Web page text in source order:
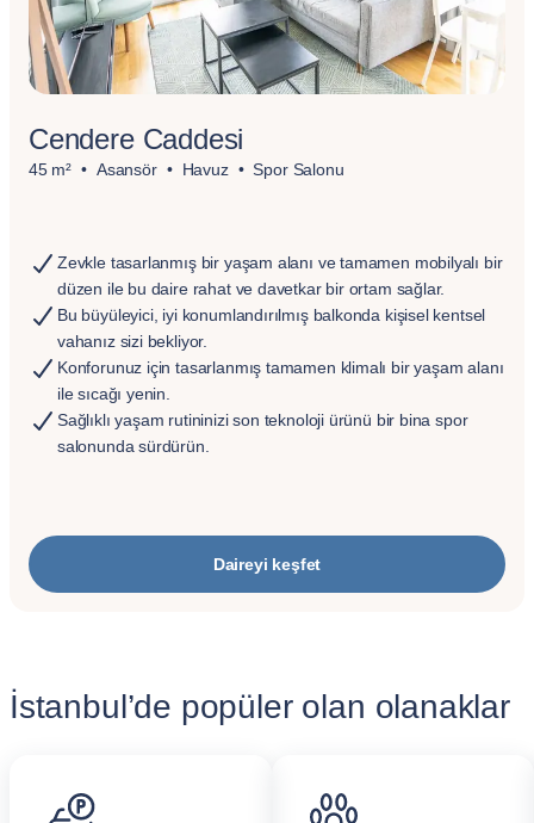
Cendere Caddesi
45 m² Asansör Havuz Spor Salonu
Zevkle tasarlanmış bir yaşam alanı ve tamamen mobilyalı bir
düzen ile bu daire rahat ve davetkar bir ortam sağlar.
Bu büyüleyici, iyi konumlandırılmış balkonda kişisel kentsel
vahanız sizi bekliyor.
Konforunuz için tasarlanmış tamamen klimalı bir yaşam alanı
ile sıcağı yenin.
Sağlıklı yaşam rutininizi son teknoloji ürünü bir bina spor
salonunda sürdürün.
Daireyi keşfet
İstanbul’de popüler olan olanaklar